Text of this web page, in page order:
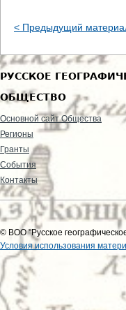
< Предыдущий
РУССКОЕ
ОБЩЕСТВО
Основной сайт Общества
Регионы
Гранты
События
Контакты
© ВОО "Русское
Условия использования